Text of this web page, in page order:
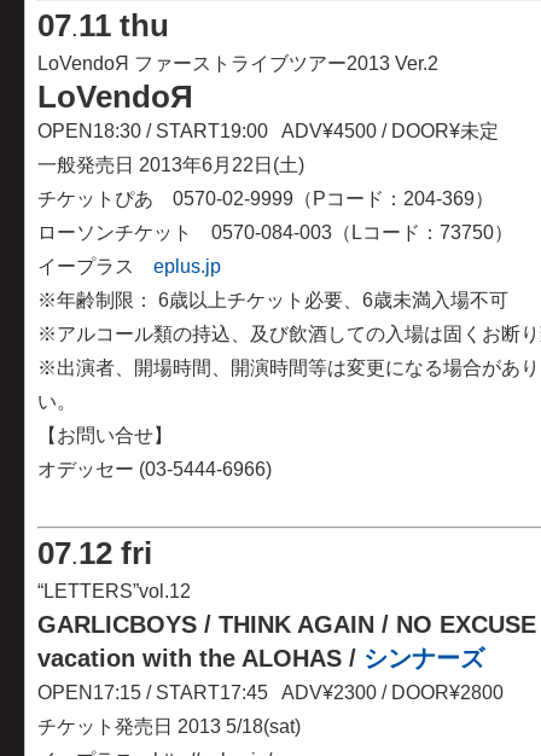
07.11 thu
LoVendoЯ ファーストライブツアー2013 Ver.2
LoVendoЯ
OPEN18:30 / START19:00 ADV¥4500 / DOOR¥未定
一般発売日 2013年6月22日(土)
チケットぴあ 0570-02-9999（Pコード：204-369）
ローソンチケット 0570-084-003（Lコード：73750）
イープラス eplus.jp
※年齢制限： 6歳以上チケット必要、6歳未満入場不可
※アルコール類の持込、及び飲酒しての入場は固くお断
※出演者、開場時間、開演時間等は変更になる場合があ
い。
【お問い合せ】
オデッセー (03-5444-6966)
07.12 fri
“LETTERS”vol.12
GARLICBOYS / THINK AGAIN / NO
vacation with the ALOHAS / シンナーズ
OPEN17:15 / START17:45 ADV¥2300 / DOOR¥2800
チケット発売日 2013 5/18(sat)